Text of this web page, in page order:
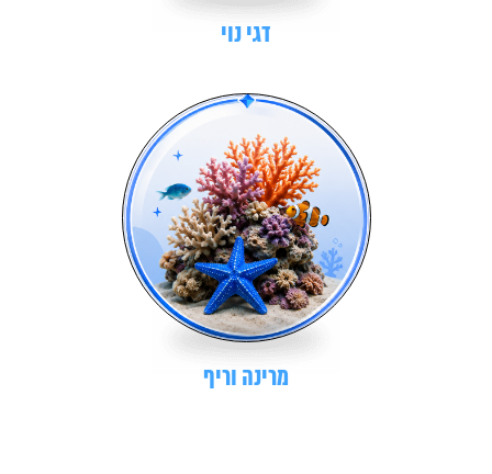
דגי נוי
מרינה וריף